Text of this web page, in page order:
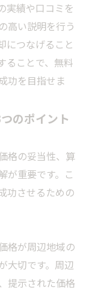
実績や口コミを
高い説明を行う
につなげること
ることで、無料
功を目指せま
のポイント
格の妥当性、算
が重要です。こ
功させるための
格が周辺地域の
大切です。周辺
提示された価格